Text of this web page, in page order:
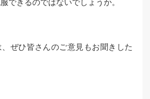
できるのではないでしょうか。
ぜひ皆さんのご意見もお聞きした